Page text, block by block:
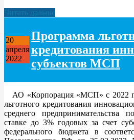
Читать дальше
20
апреля
2022
Программа
кредитования
субъектов МСП
АО «Корпорация «МСП» с 2022
льготного кредитования
среднего предпринимательства
ставке до 3% годовых за счет
федерального бюджета в